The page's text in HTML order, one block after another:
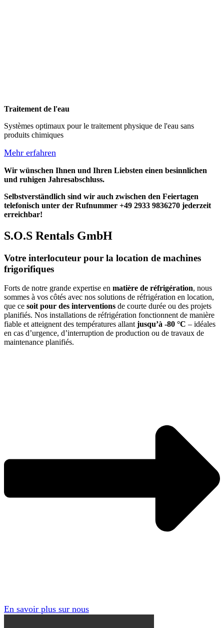
Traitement de l'eau
Systèmes optimaux pour le traitement physique de l'eau sans
produits chimiques
Mehr erfahren
Wir wünschen Ihnen und Ihren Liebsten einen besinnlichen
und ruhigen Jahresabschluss.
Selbstverständlich sind wir auch zwischen den Feiertagen
telefonisch unter der Rufnummer +49 2933 9836270 jederzeit
erreichbar!
S.O.S Rentals GmbH
Votre interlocuteur pour la location de machines
frigorifiques
Forts de notre grande expertise en matière de réfrigération, nous
sommes à vos côtés avec nos solutions de réfrigération en location,
que ce soit pour des interventions de courte durée ou des projets
planifiés. Nos installations de réfrigération fonctionnent de manière
fiable et atteignent des températures allant jusqu’à -80 °C – idéales
en cas d’urgence, d’interruption de production ou de travaux de
maintenance planifiés.
En savoir plus sur nous